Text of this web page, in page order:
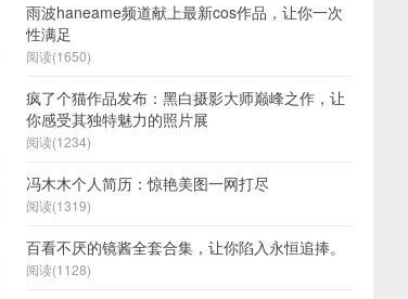
雨波haneame频道献上最新cos作品，让你一次
性满足
阅读(1650)
疯了个猫作品发布：黑白摄影大师巅峰之作，让
你感受其独特魅力的照片展
阅读(1234)
冯木木个人简历：惊艳美图一网打尽
阅读(1319)
百看不厌的镜酱全套合集，让你陷入永恒追捧。
阅读(1128)